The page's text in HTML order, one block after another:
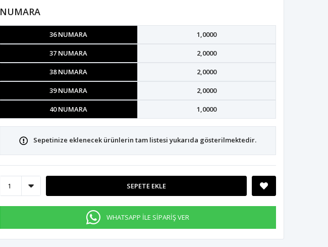
NUMARA
36 NUMARA 1,0000
37 NUMARA 2,0000
38 NUMARA 2,0000
39 NUMARA 2,0000
40 NUMARA 1,0000
Sepetinize eklenecek ürünlerin tam listesi yukarıda gösterilmektedir.
SEPETE EKLE
WHATSAPP İLE SİPARİŞ VER